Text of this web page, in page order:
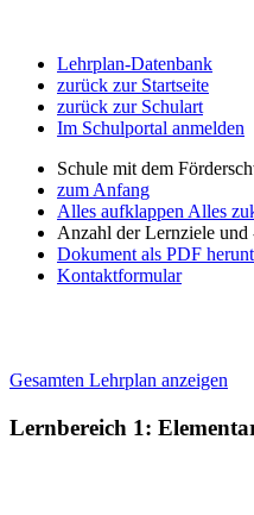
Lehrplan-Datenbank
zurück zur Startseite
zurück zur Schulart
Im Schulportal anmelden
Schule mit dem
zum Anfang
Alles aufklappen Alles
Anzahl der Lernziele und
Dokument als PDF
Kontaktformular
Gesamten Lehrplan anzeigen
Lernbereich 1: